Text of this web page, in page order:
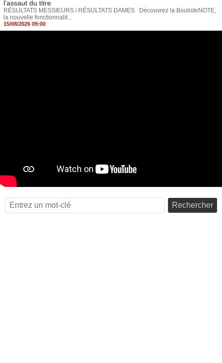
l’assaut du titre
RÉSULTATS MESSIEURS / RÉSULTATS DAMES Découvrez la BoulisteNOTE,
la nouvelle fonctionnalit...
15/08/2026 09:00
Rechercher